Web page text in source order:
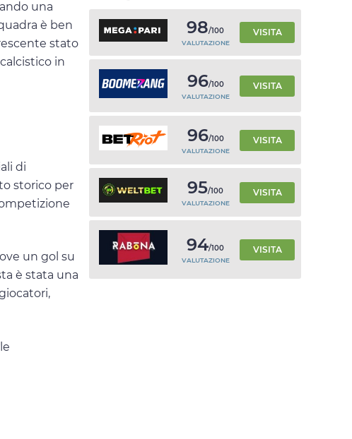
una
è ben
stato
in
di
storico per
un gol su
è stata una
98/100
VALUTAZIONE
VISITA
96/100
VALUTAZIONE
VISITA
96/100
VALUTAZIONE
VISITA
95/100
VALUTAZIONE
VISITA
94/100
VALUTAZIONE
VISITA